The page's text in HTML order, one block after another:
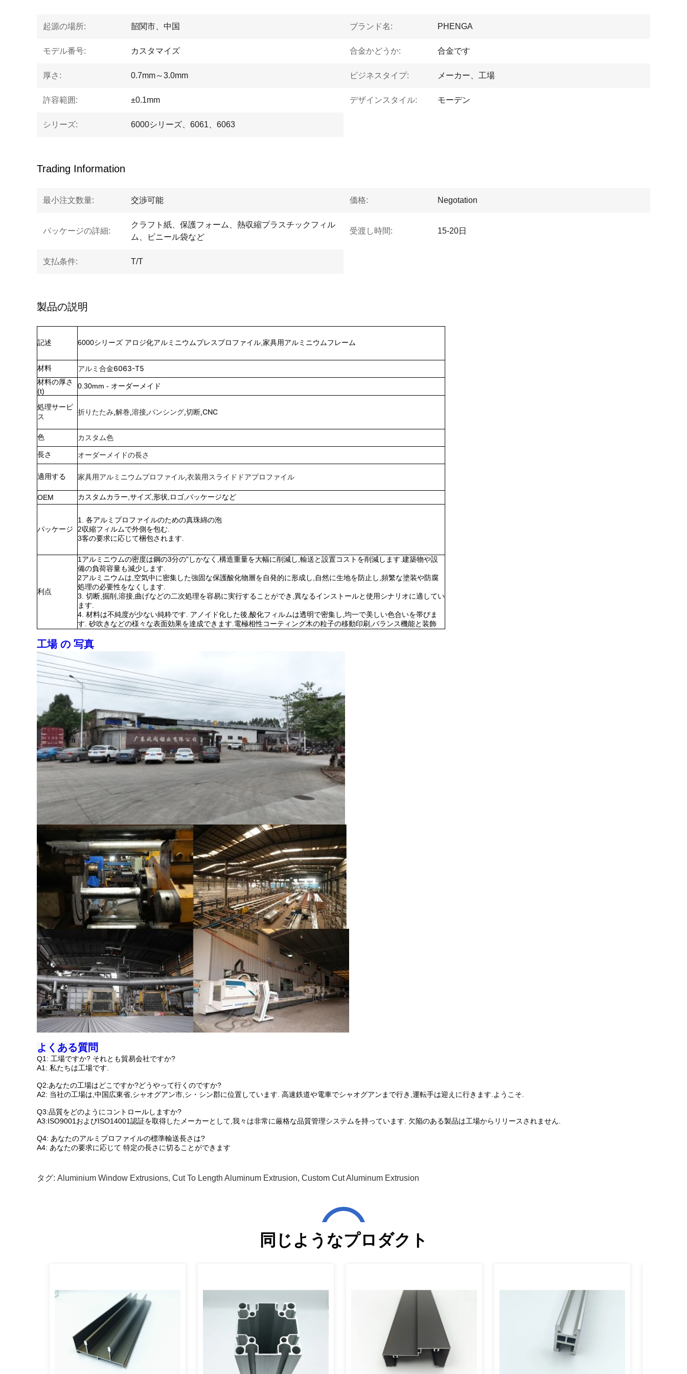
起源の場所: 韶関市、中国 ブランド名: PHENGA
モデル番号: カスタマイズ 合金かどうか: 合金です
厚さ: 0.7mm～3.0mm ビジネスタイプ: メーカー、工場
許容範囲: ±0.1mm デザインスタイル: モーデン
シリーズ: 6000シリーズ、6061、6063
Trading Information
最小注文数量: 交渉可能 価格: Negotation
パッケージの詳細:
クラフト紙、保護フォーム、熱収縮プラスチックフィル
ム、ビニール袋など
受渡し時間: 15-20日
支払条件: T/T
製品の説明
記述 6000シリーズ アロジ化アルミニウムプレスプロファイル,家具用アルミニウムフレーム
材料 アルミ合金6063-T5
材料の厚さ
(t)
0.30mm - オーダーメイド
処理サービ
ス
折りたたみ,解巻,溶接,パンシング,切断,CNC
色 カスタム色
長さ オーダーメイドの長さ
適用する 家具用アルミニウムプロファイル,衣装用スライドドアプロファイル
OEM カスタムカラー,サイズ,形状,ロゴ,パッケージなど
パッケージ
1. 各アルミプロファイルのための真珠綿の泡
2収縮フィルムで外側を包む.
3客の要求に応じて梱包されます.
利点
1アルミニウムの密度は鋼の3分の"しかなく,構造重量を大幅に削減し,輸送と設置コストを削減します.建築物や設
備の負荷容量も減少します.
2アルミニウムは,空気中に密集した強固な保護酸化物層を自発的に形成し,自然に生地を防止し,頻繁な塗装や防腐
処理の必要性をなくします.
3. 切断,掘削,溶接,曲げなどの二次処理を容易に実行することができ,異なるインストールと使用シナリオに適してい
ます.
4. 材料は不純度が少ない純粋です. アノイド化した後,酸化フィルムは透明で密集し,均一で美しい色合いを帯びま
す. 砂吹きなどの様々な表面効果を達成できます.電極相性コーティング木の粒子の移動印刷,バランス機能と装飾
工場 の 写真
よくある質問
Q1: 工場ですか? それとも貿易会社ですか?
A1: 私たちは工場です.
Q2:あなたの工場はどこですか?どうやって行くのですか?
A2: 当社の工場は,中国広東省,シャオグアン市,シ・シン郡に位置しています. 高速鉄道や電車でシャオグアンまで行き,運転手は迎えに行きます.ようこそ.
Q3:品質をどのようにコントロールしますか?
A3:ISO9001およびISO14001認証を取得したメーカーとして,我々は非常に厳格な品質管理システムを持っています. 欠陥のある製品は工場からリリースされません.
Q4: あなたのアルミプロファイルの標準輸送長さは?
A4: あなたの要求に応じて 特定の長さに切ることができます
タグ: Aluminium Window Extrusions, Cut To Length Aluminum Extrusion, Custom Cut Aluminum Extrusion
同じようなプロダクト